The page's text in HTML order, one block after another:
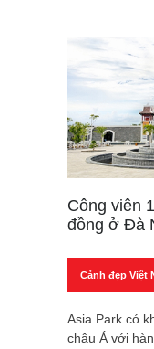
Công viên
đồng ở Đà
Cảnh đẹp Việt
Asia Park có
châu Á với